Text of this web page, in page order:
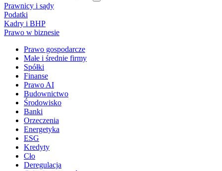
Prawnicy i sądy
Podatki
Kadry i BHP
Prawo w biznesie
Prawo gospodarcze
Małe i średnie firmy
Spółki
Finanse
Prawo AI
Budownictwo
Środowisko
Banki
Orzeczenia
Energetyka
ESG
Kredyty
Cło
Deregulacja